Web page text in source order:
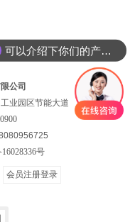
公司
业园区节能大道
号
会员注册登录
可以介绍下你们的产品么？